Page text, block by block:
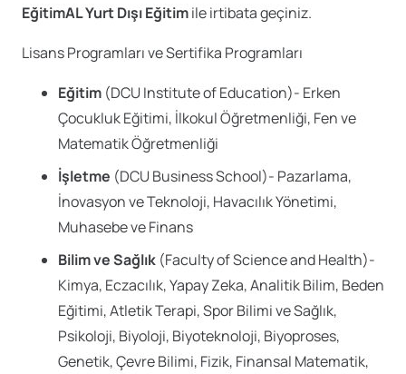
EğitimAL Yurt Dışı Eğitimile irtibata geçiniz.
Lisans Programları ve Sertifika Programları
Eğitim (DCU Institute of Education)- Erken
Çocukluk Eğitimi, İlkokul Öğretmenliği, Fen ve
Matematik Öğretmenliği
İşletme (DCU Business School)- Pazarlama,
İnovasyon ve Teknoloji, Havacılık Yönetimi,
Muhasebe ve Finans
Bilim ve Sağlık (Faculty of Science and Health)-
Kimya, Eczacılık, Yapay Zeka, Analitik Bilim, Beden
Eğitimi, Atletik Terapi, Spor Bilimi ve Sağlık,
Psikoloji, Biyoloji, Biyoteknoloji, Biyoproses,
Genetik, Çevre Bilimi, Fizik, Finansal Matematik,